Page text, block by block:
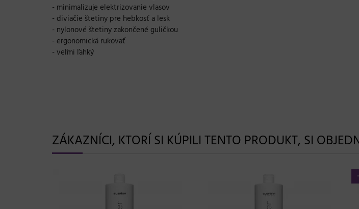
- minimalizuje elektrizovanie vlasov
- diviačie štetiny pre hebkosť a lesk
- nylonové štetiny zakončené guličkou
- ergonomická rukoväť
- veľmi ľahký
ZÁKAZNÍCI, KTORÍ SI KÚPILI TENTO PRODUKT, SI